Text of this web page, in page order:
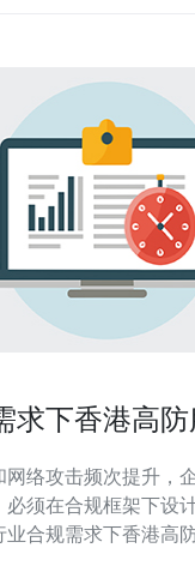
求下香港高防
网络攻击频次提升，
必须在合规框架下设
业合规需求下香港高